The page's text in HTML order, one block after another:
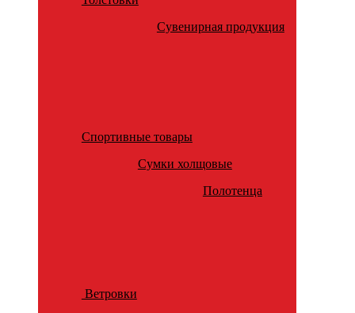
Сувенирная продукция
Спортивные товары
Сумки холщовые
Полотенца
Ветровки